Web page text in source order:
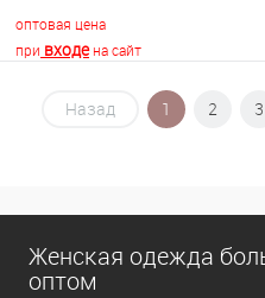
оптовая цена
при входена сайт
В
Назад 1 2 3
Женская одежда
оптом